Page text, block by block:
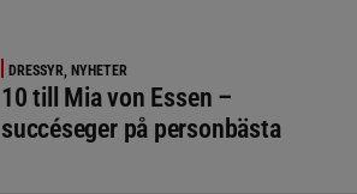
DRESSYR, NYHETER
10 till Mia von Essen –
succéseger på personbästa